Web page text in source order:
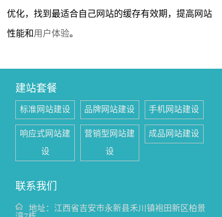
优化，找到最适合自己网站的缓存有效期，提高网站
性能和 用户体验。
建站套餐
标准网站建设 品牌网站建设 手机网站建设
响应式网站建
设
营销型网站建
设
成品网站建设
联系我们
地址： 江西省吉安市永新县禾川镇袍田新区柏景